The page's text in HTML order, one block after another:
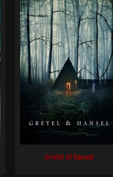
Gretel et Hansel